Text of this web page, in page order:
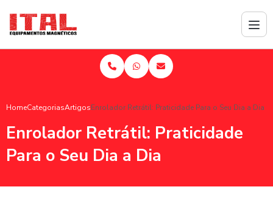
HomeCategoriasArtigosEnrolador Retrátil: Praticidade Para o Seu Dia a Dia
Enrolador Retrátil: Praticidade
Para o Seu Dia a Dia